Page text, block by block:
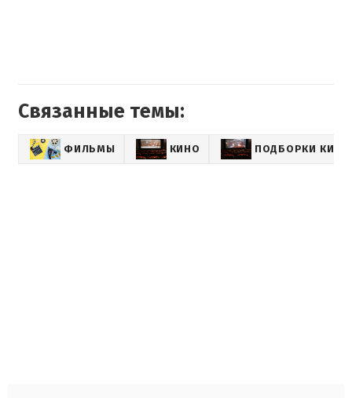
Связанные темы:
ФИЛЬМЫ КИНО ПОДБОРКИ КИНО